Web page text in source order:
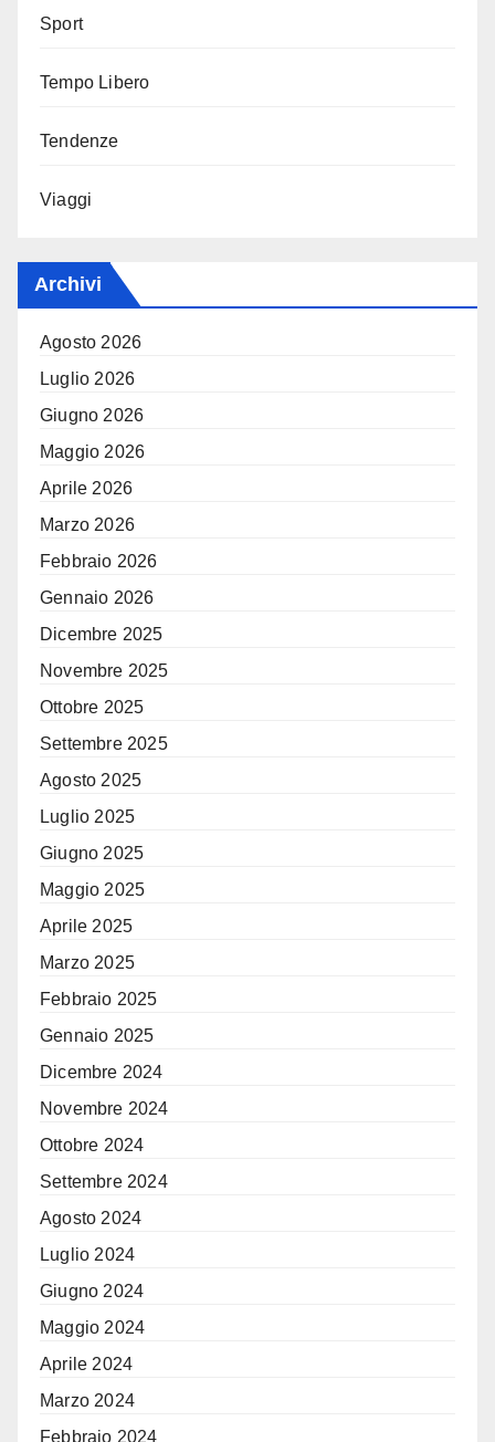
Sport
Tempo Libero
Tendenze
Viaggi
Archivi
Agosto 2026
Luglio 2026
Giugno 2026
Maggio 2026
Aprile 2026
Marzo 2026
Febbraio 2026
Gennaio 2026
Dicembre 2025
Novembre 2025
Ottobre 2025
Settembre 2025
Agosto 2025
Luglio 2025
Giugno 2025
Maggio 2025
Aprile 2025
Marzo 2025
Febbraio 2025
Gennaio 2025
Dicembre 2024
Novembre 2024
Ottobre 2024
Settembre 2024
Agosto 2024
Luglio 2024
Giugno 2024
Maggio 2024
Aprile 2024
Marzo 2024
Febbraio 2024